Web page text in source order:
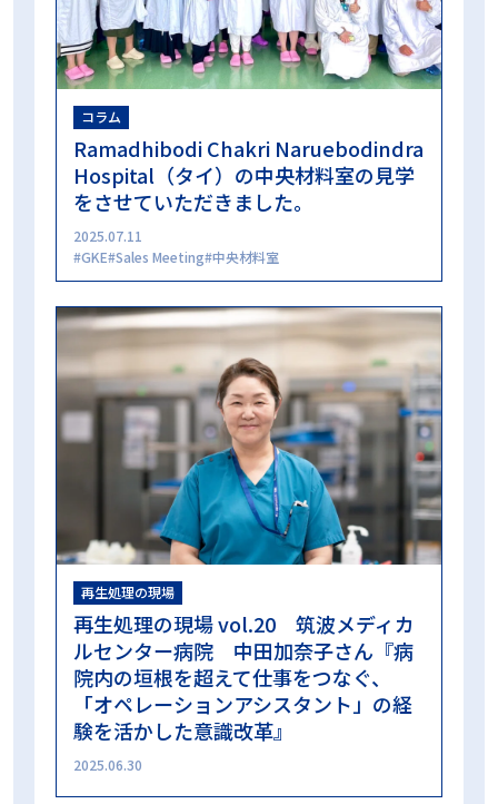
コラム
Ramadhibodi Chakri Naruebodindra
Hospital（タイ）の中央材料室の見学
をさせていただきました。
2025.07.11
GKE Sales Meeting 中央材料室
再生処理の現場
再生処理の現場 vol.20 筑波メディカ
ルセンター病院 中田加奈子さん『病
院内の垣根を超えて仕事をつなぐ、
「オペレーションアシスタント」の経
験を活かした意識改革』
2025.06.30